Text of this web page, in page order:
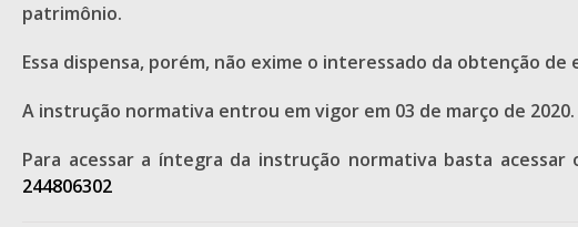
patrimônio.
Essa dispensa, porém, não exime o interessado da obtenção
A instrução normativa entrou em vigor em 03 de março de 2020.
Para acessar a íntegra da instrução normativa basta acessar
244806302